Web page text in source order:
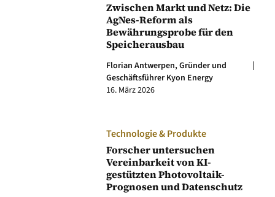
Zwischen Markt und Netz: Die
AgNes-Reform als
Bewährungsprobe für den
Speicherausbau
Florian Antwerpen, Gründer und
Geschäftsführer Kyon Energy
16. März 2026
Technologie & Produkte
Forscher untersuchen
Vereinbarkeit von KI-
gestützten Photovoltaik-
Prognosen und Datenschutz